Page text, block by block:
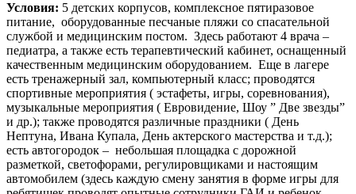
Условия: 5 детских корпусов, комплексное пятиразовое
питание, оборудованные песчаные пляжи со спасательной
службой и медицинским постом. Здесь работают 4 врача –
педиатра, а также есть терапевтический кабинет, оснащенный
качественным медицинским оборудованием. Еще в лагере
есть тренажерный зал, компьютерный класс; проводятся
спортивные мероприятия ( эстафеты, игры, соревнования),
музыкальные мероприятия ( Евровидение, Шоу ” Две звезды”
и др.); также проводятся различные праздники ( День
Нептуна, Ивана Купала, День актерского мастерства и т.д.);
есть автогородок – небольшая площадка с дорожной
разметкой, светофорами, регулировщиками и настоящим
автомобилем (здесь каждую смену занятия в форме игры для